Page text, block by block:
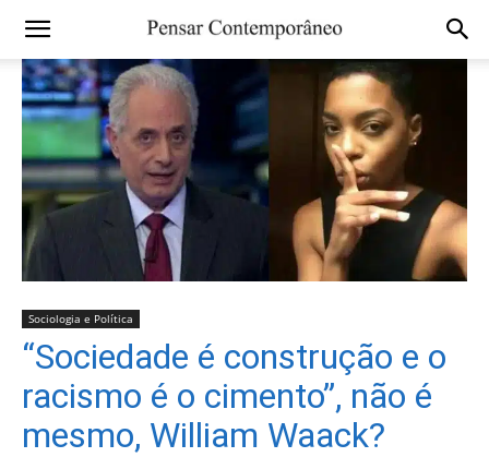
Sociologia e Política
“Sociedade é construção e o
racismo é o cimento”, não é
mesmo, William Waack?